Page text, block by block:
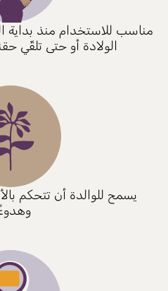
مناسب للاستخدام منذ بداية
الولادة أو حتى تلقّي
يسمح للوالدة أن تتحكم